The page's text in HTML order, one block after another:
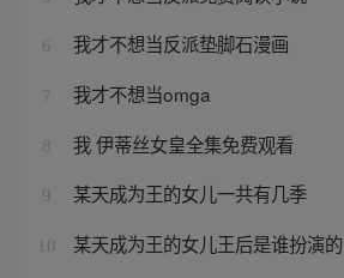
6 我才不想当反派垫脚石漫画
7 我才不想当omga
8 我 伊蒂丝女皇全集免费观看
9 某天成为王的女儿一共有几季
10 某天成为王的女儿王后是谁扮演的